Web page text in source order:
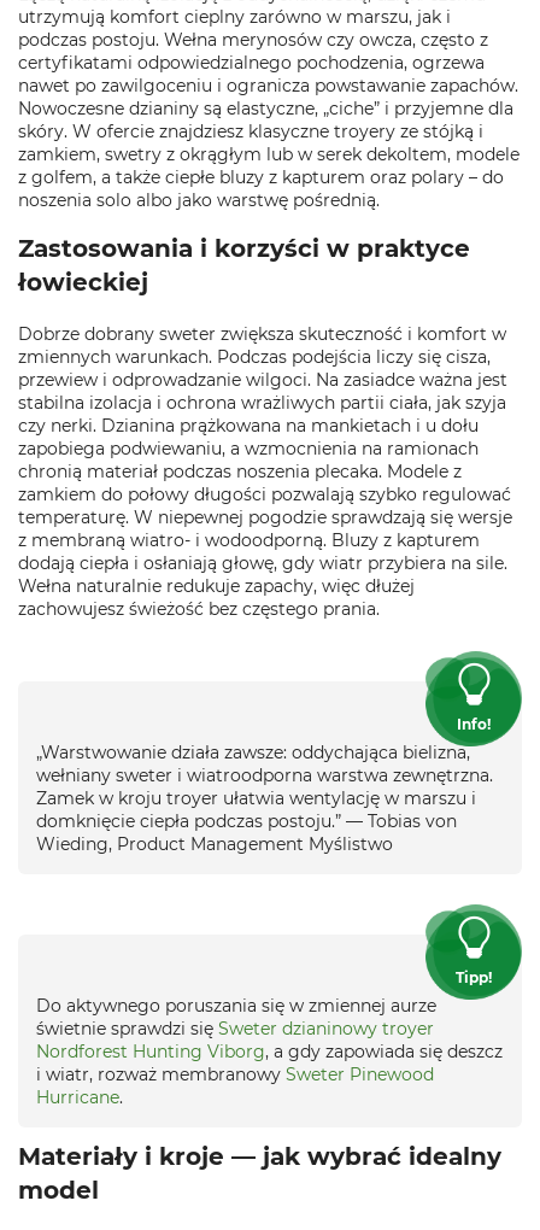
utrzymują komfort cieplny zarówno w marszu, jak i
podczas postoju. Wełna merynosów czy owcza, często z
certyfikatami odpowiedzialnego pochodzenia, ogrzewa
nawet po zawilgoceniu i ogranicza powstawanie zapachów.
Nowoczesne dzianiny są elastyczne, „ciche” i przyjemne dla
skóry. W ofercie znajdziesz klasyczne troyery ze stójką i
zamkiem, swetry z okrągłym lub w serek dekoltem, modele
z golfem, a także ciepłe bluzy z kapturem oraz polary – do
noszenia solo albo jako warstwę pośrednią.
Zastosowania i korzyści w praktyce
łowieckiej
Dobrze dobrany sweter zwiększa skuteczność i komfort w
zmiennych warunkach. Podczas podejścia liczy się cisza,
przewiew i odprowadzanie wilgoci. Na zasiadce ważna jest
stabilna izolacja i ochrona wrażliwych partii ciała, jak szyja
czy nerki. Dzianina prążkowana na mankietach i u dołu
zapobiega podwiewaniu, a wzmocnienia na ramionach
chronią materiał podczas noszenia plecaka. Modele z
zamkiem do połowy długości pozwalają szybko regulować
temperaturę. W niepewnej pogodzie sprawdzają się wersje
z membraną wiatro- i wodoodporną. Bluzy z kapturem
dodają ciepła i osłaniają głowę, gdy wiatr przybiera na sile.
Wełna naturalnie redukuje zapachy, więc dłużej
zachowujesz świeżość bez częstego prania.
Info!
„Warstwowanie działa zawsze: oddychająca bielizna,
wełniany sweter i wiatroodporna warstwa zewnętrzna.
Zamek w kroju troyer ułatwia wentylację w marszu i
domknięcie ciepła podczas postoju.” — Tobias von
Wieding, Product Management Myślistwo
Tipp!
Do aktywnego poruszania się w zmiennej aurze
świetnie sprawdzi się Sweter dzianinowy troyer
Nordforest Hunting Viborg, a gdy zapowiada się deszcz
i wiatr, rozważ membranowy Sweter Pinewood
Hurricane.
Materiały i kroje — jak wybrać idealny
model